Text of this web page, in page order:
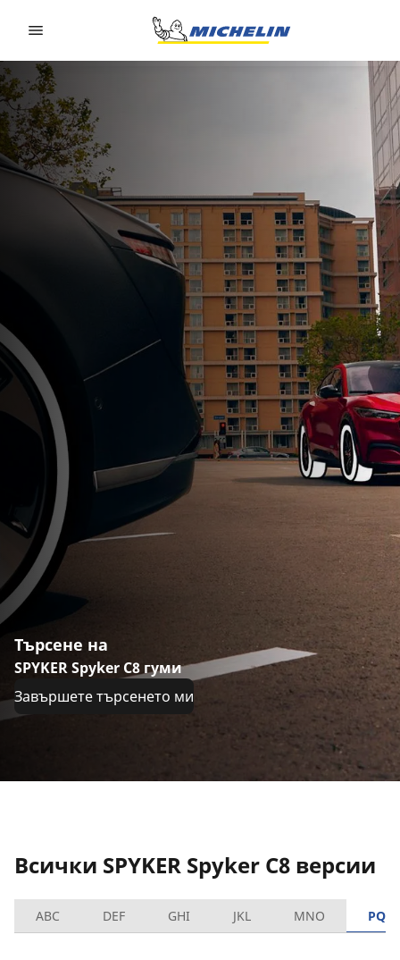
Търсене на
SPYKER Spyker C8 гуми
Завършете търсенето ми
Всички SPYKER Spyker C8 версии
ABC DEF GHI JKL MNO PQRS